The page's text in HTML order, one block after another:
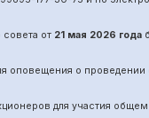
совета от 21 мая 2026 года
оповещения о проведении
для участия